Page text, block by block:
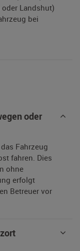
oder Landshut)
bei
oder
Fahrzeug
fahren. Dies
ohne
erfolgt
Betreuer vor